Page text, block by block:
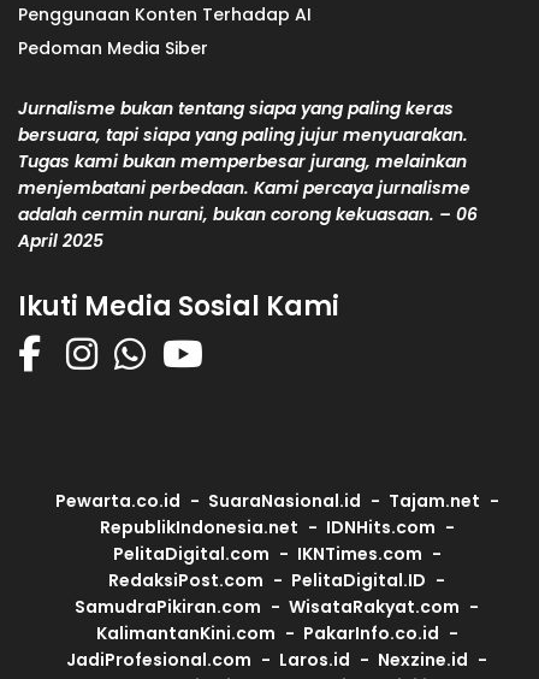
Penggunaan Konten Terhadap AI
Pedoman Media Siber
Jurnalisme bukan tentang siapa yang paling keras
bersuara, tapi siapa yang paling jujur menyuarakan.
Tugas kami bukan memperbesar jurang, melainkan
menjembatani perbedaan. Kami percaya jurnalisme
adalah cermin nurani, bukan corong kekuasaan. – 06
April 2025
Ikuti Media Sosial Kami
Pewarta.co.id SuaraNasional.id
Tajam.net
RepublikIndonesia.net
IDNHits.com
PelitaDigital.com
IKNTimes.com
RedaksiPost.com
PelitaDigital.ID
SamudraPikiran.com
WisataRakyat.com
KalimantanKini.com
PakarInfo.co.id
JadiProfesional.com
Laros.id
Nexzine.id